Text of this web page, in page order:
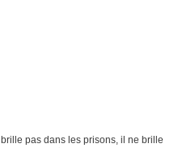
pas dans les prisons, il ne brille